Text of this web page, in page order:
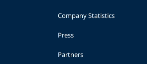
Company Statistics
Press
Partners